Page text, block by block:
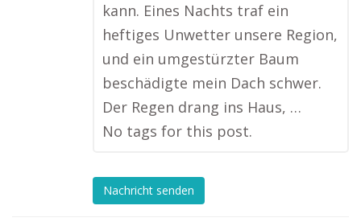
kann. Eines Nachts traf ein
heftiges Unwetter unsere Region,
und ein umgestürzter Baum
beschädigte mein Dach schwer.
Der Regen drang ins Haus, …
No tags for this post.
Nachricht senden